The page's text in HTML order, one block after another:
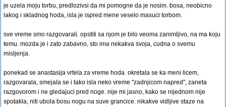
je uzela moju torbu, predlozivsi da mi pomogne da je nosim. bosa, neobicno
lakog i skladnog hoda, isla je ispred mene veselo masuci torbom.
sve vreme smo razgovarali. opstiti sa njom je bilo veoma zanimljivo, na ma koju
temu. mozda je i zato zabavno, sto ima nekakva svoja, cudna o svemu
misljenja.
ponekad se anastasija vrtela za vreme hoda. okretala se ka meni licem,
razgovarala, smejala se i tako isla neko vreme "zadnjicom napred", zaneta
razgovorom i ne gledajuci pred noge. nije mi jasno, kako se nijednom nije
spotakla, niti ubola bosu nogu na suve grancice. nikakve vidljive staze na